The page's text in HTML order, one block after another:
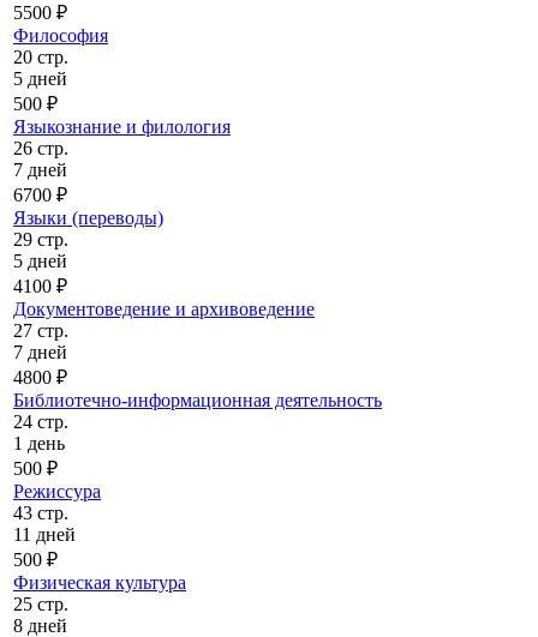
5500 ₽
Философия
20 стр.
5 дней
500 ₽
Языкознание и филология
26 стр.
7 дней
6700 ₽
Языки (переводы)
29 стр.
5 дней
4100 ₽
Документоведение и архивоведение
27 стр.
7 дней
4800 ₽
Библиотечно-информационная деятельность
24 стр.
1 день
500 ₽
Режиссура
43 стр.
11 дней
500 ₽
Физическая культура
25 стр.
8 дней